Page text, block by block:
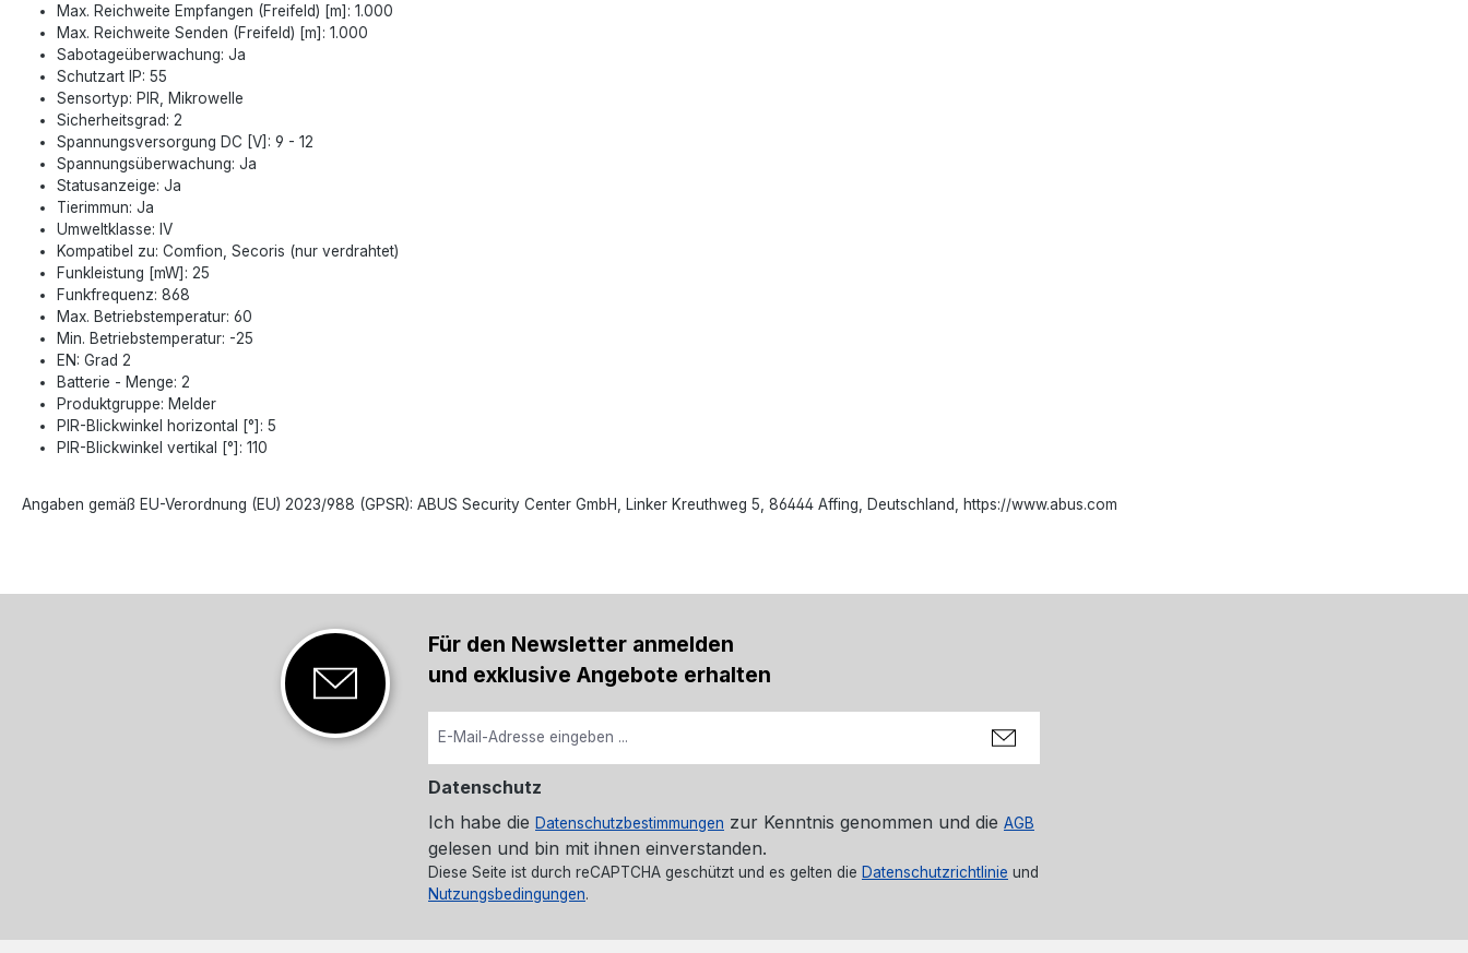
Max. Reichweite Empfangen (Freifeld) [m]: 1.000
Max. Reichweite Senden (Freifeld) [m]: 1.000
Sabotageüberwachung: Ja
Schutzart IP: 55
Sensortyp: PIR, Mikrowelle
Sicherheitsgrad: 2
Spannungsversorgung DC [V]: 9 - 12
Spannungsüberwachung: Ja
Statusanzeige: Ja
Tierimmun: Ja
Umweltklasse: IV
Kompatibel zu: Comfion, Secoris (nur verdrahtet)
Funkleistung [mW]: 25
Funkfrequenz: 868
Max. Betriebstemperatur: 60
Min. Betriebstemperatur: -25
EN: Grad 2
Batterie - Menge: 2
Produktgruppe: Melder
PIR-Blickwinkel horizontal [°]: 5
PIR-Blickwinkel vertikal [°]: 110
Angaben gemäß EU-Verordnung (EU) 2023/988 (GPSR): ABUS Security Center GmbH, Linker Kreuthweg 5, 86444 Affing, Deutschland, https://www.abus.com
Für den Newsletter anmelden
und exklusive Angebote erhalten
Datenschutz
Ich habe die Datenschutzbestimmungen zur Kenntnis genommen und die AGB
gelesen und bin mit ihnen einverstanden.
Diese Seite ist durch reCAPTCHA geschützt und es gelten die Datenschutzrichtlinie und
Nutzungsbedingungen.